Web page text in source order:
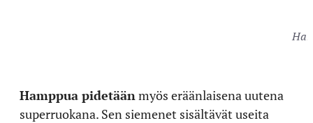
Hamppua pidetään myös eräänlaisena uutena
superruokana. Sen siemenet sisältävät useita